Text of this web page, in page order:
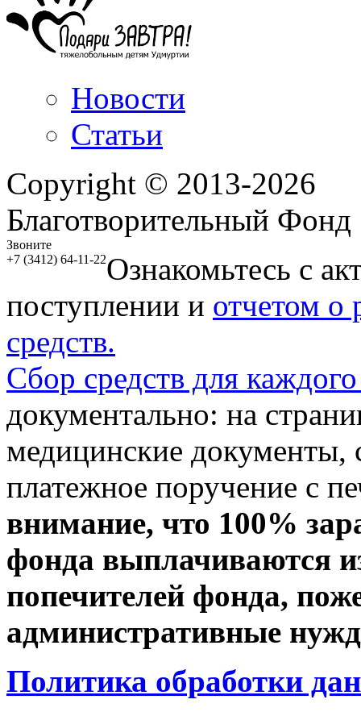
Новости
Статьи
Copyright © 2013-2026
Благотворительный
Звоните
+7 (3412) 64-11-22Ознакомьтесь с
поступлении и отчетом о
средств.
Сбор средств для
документально: на
медицинские документы,
платежное поручение с
внимание, что 100%
фонда выплачиваются
попечителей фонда,
административные
Политика обработки